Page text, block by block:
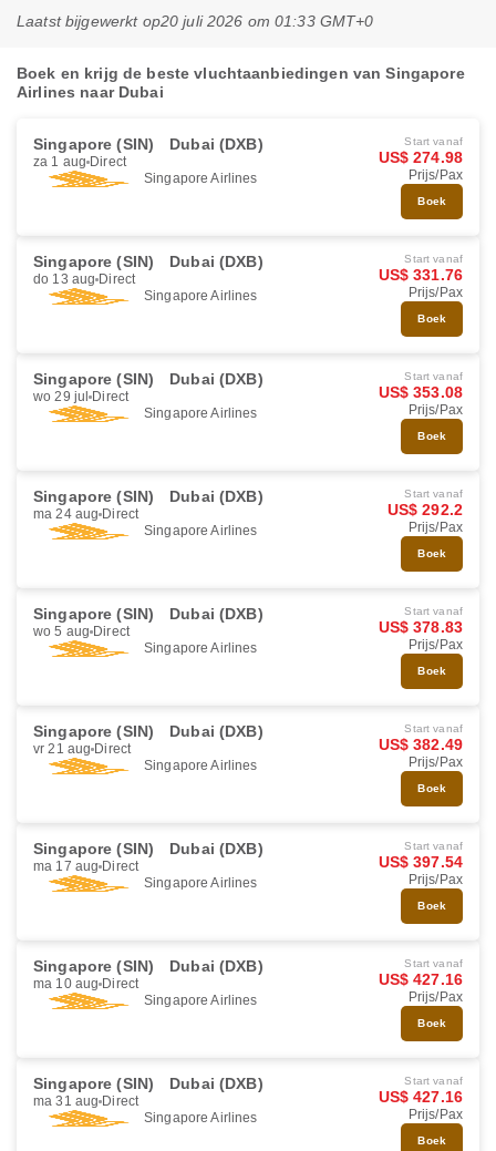
Laatst bijgewerkt op20 juli 2026 om 01:33 GMT+0
Boek en krijg de beste vluchtaanbiedingen van Singapore
Airlines naar Dubai
Singapore (SIN) Dubai (DXB)
za 1 aug Direct
Singapore Airlines
Start vanaf
US$ 274.98
Prijs/Pax
Boek
Singapore (SIN) Dubai (DXB)
do 13 aug Direct
Singapore Airlines
Start vanaf
US$ 331.76
Prijs/Pax
Boek
Singapore (SIN) Dubai (DXB)
wo 29 jul Direct
Singapore Airlines
Start vanaf
US$ 353.08
Prijs/Pax
Boek
Singapore (SIN) Dubai (DXB)
ma 24 aug Direct
Singapore Airlines
Start vanaf
US$ 292.2
Prijs/Pax
Boek
Singapore (SIN) Dubai (DXB)
wo 5 aug Direct
Singapore Airlines
Start vanaf
US$ 378.83
Prijs/Pax
Boek
Singapore (SIN) Dubai (DXB)
vr 21 aug Direct
Singapore Airlines
Start vanaf
US$ 382.49
Prijs/Pax
Boek
Singapore (SIN) Dubai (DXB)
ma 17 aug Direct
Singapore Airlines
Start vanaf
US$ 397.54
Prijs/Pax
Boek
Singapore (SIN) Dubai (DXB)
ma 10 aug Direct
Singapore Airlines
Start vanaf
US$ 427.16
Prijs/Pax
Boek
Singapore (SIN) Dubai (DXB)
ma 31 aug Direct
Singapore Airlines
Start vanaf
US$ 427.16
Prijs/Pax
Boek